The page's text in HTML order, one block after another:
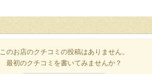
このお店のクチコミの投稿はありません。
最初のクチコミを書いてみませんか？